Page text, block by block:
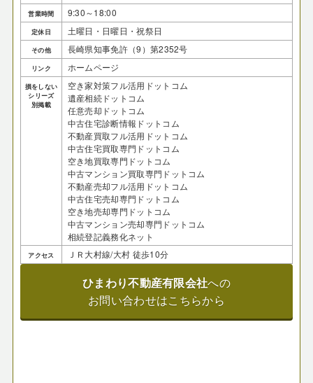
営業時間 9:30～18:00
定休日 土曜日・日曜日・祝祭日
その他 長崎県知事免許（9）第2352号
リンク ホームページ
損をしない
シリーズ
別掲載
空き家対策フル活用ドットコム
遺産相続ドットコム
任意売却ドットコム
中古住宅診断情報ドットコム
不動産買取フル活用ドットコム
中古住宅買取専門ドットコム
空き地買取専門ドットコム
中古マンション買取専門ドットコム
不動産売却フル活用ドットコム
中古住宅売却専門ドットコム
空き地売却専門ドットコム
中古マンション売却専門ドットコム
相続登記義務化ネット
アクセス ＪＲ大村線/大村 徒歩10分
ひまわり不動産有限会社への
お問い合わせはこちらから